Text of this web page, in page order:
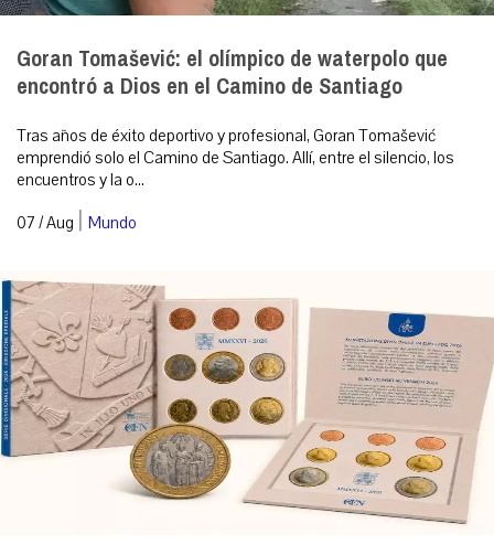
Goran Tomašević: el olímpico de waterpolo que
encontró a Dios en el Camino de Santiago
Tras años de éxito deportivo y profesional, Goran Tomašević
emprendió solo el Camino de Santiago. Allí, entre el silencio, los
encuentros y la o...
07 / Aug | Mundo